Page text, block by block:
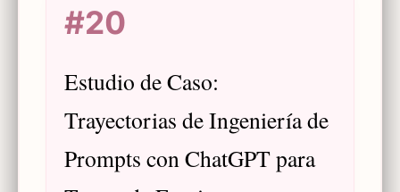
generar ideas en escritura creativa,
incluyendo estrategias, evaluaciones y
#20
Estudio de Caso:
Trayectorias de Ingeniería de
Prompts con ChatGPT para